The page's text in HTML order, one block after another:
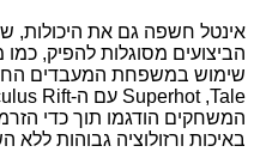
אינטל חשפה גם את היכולות,
הביצועים מסוגלות להפיק,
שימוש במשפחת המעבדים
Tale
,
Superhot עם ה-Rift
המשחקים הודגמו תוך כדי
באיכות ורזולוציה גבוהות ללא